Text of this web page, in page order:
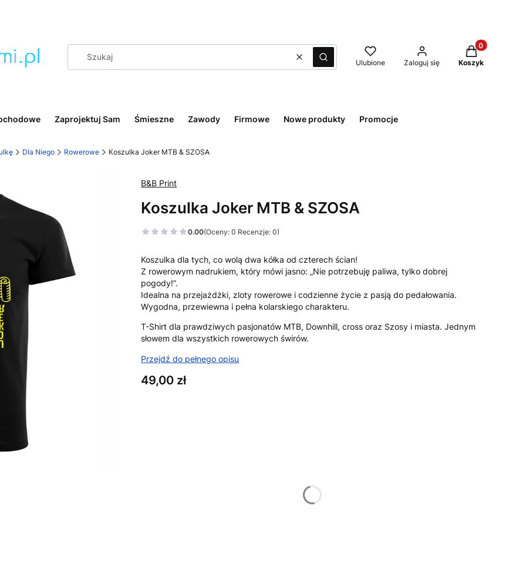
WyczyśćSzukaj Ulubione Zaloguj się
Produkty w
Koszyk
Zaprojektuj Sam Śmieszne Zawody Firmowe Nowe produkty Promocje
Dla Niego Rowerowe Koszulka Joker MTB & SZOSA
B&B Print
Koszulka Joker MTB & SZOSA
0.00(Oceny: 0 Recenzje: 0)
Koszulka dla tych, co wolą dwa kółka od czterech ścian!
Z rowerowym nadrukiem, który mówi jasno: „Nie potrzebuję paliwa, tylko dobrej
pogody!”.
Idealna na przejażdżki, zloty rowerowe i codzienne życie z pasją do pedałowania.
Wygodna, przewiewna i pełna kolarskiego charakteru.
T-Shirt dla prawdziwych pasjonatów MTB, Downhill, cross oraz Szosy i miasta. Jednym
słowem dla wszystkich rowerowych świrów.
Przejdź do pełnego opisu
Cena
49,00 zł